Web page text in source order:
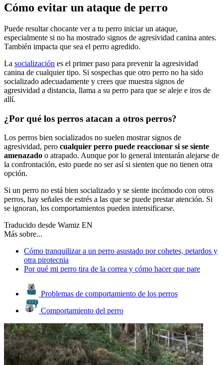
Cómo evitar un ataque de perro
Puede resultar chocante ver a tu perro iniciar un ataque,
especialmente si no ha mostrado signos de agresividad canina antes.
También impacta que sea el perro agredido.
La socialización es el primer paso para prevenir la agresividad
canina de cualquier tipo. Si sospechas que otro perro no ha sido
socializado adecuadamente y crees que muestra signos de
agresividad a distancia, llama a su perro para que se aleje e iros de
allí.
¿Por qué los perros atacan a otros perros?
Los perros bien socializados no suelen mostrar signos de
agresividad, pero cualquier perro puede reaccionar si se siente
amenazado o atrapado. Aunque por lo general intentarán alejarse de
la confrontación, esto puede no ser así si sienten que no tienen otra
opción.
Si un perro no está bien socializado y se siente incómodo con otros
perros, hay señales de estrés a las que se puede prestar atención. Si
se ignoran, los comportamientos pueden intensificarse.
Traducido desde Wamiz EN
Más sobre...
Cómo tranquilizar a un perro asustado por cohetes, petardos y
otra pirotecnia
Por qué mi perro tira de la correa y cómo hacer que pare
Problemas de comportamiento de los perros
Comportamiento del perro